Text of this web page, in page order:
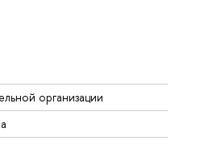
организации